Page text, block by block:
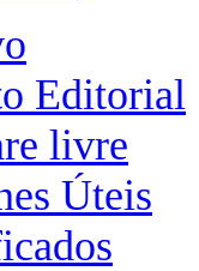
Editorial
livre
Úteis